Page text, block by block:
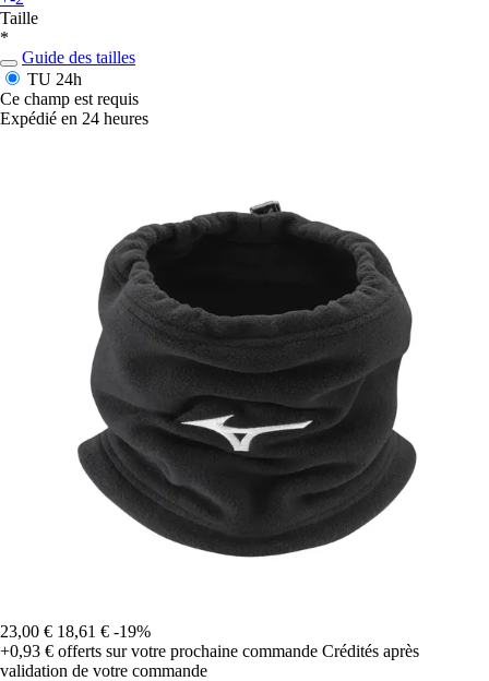
Taille
*
Guide des tailles
TU 24h
Ce champ est requis
Expédié en 24 heures
23,00 € 18,61 € -19%
+0,93 € offerts sur votre prochaine commande Crédités après
validation de votre commande